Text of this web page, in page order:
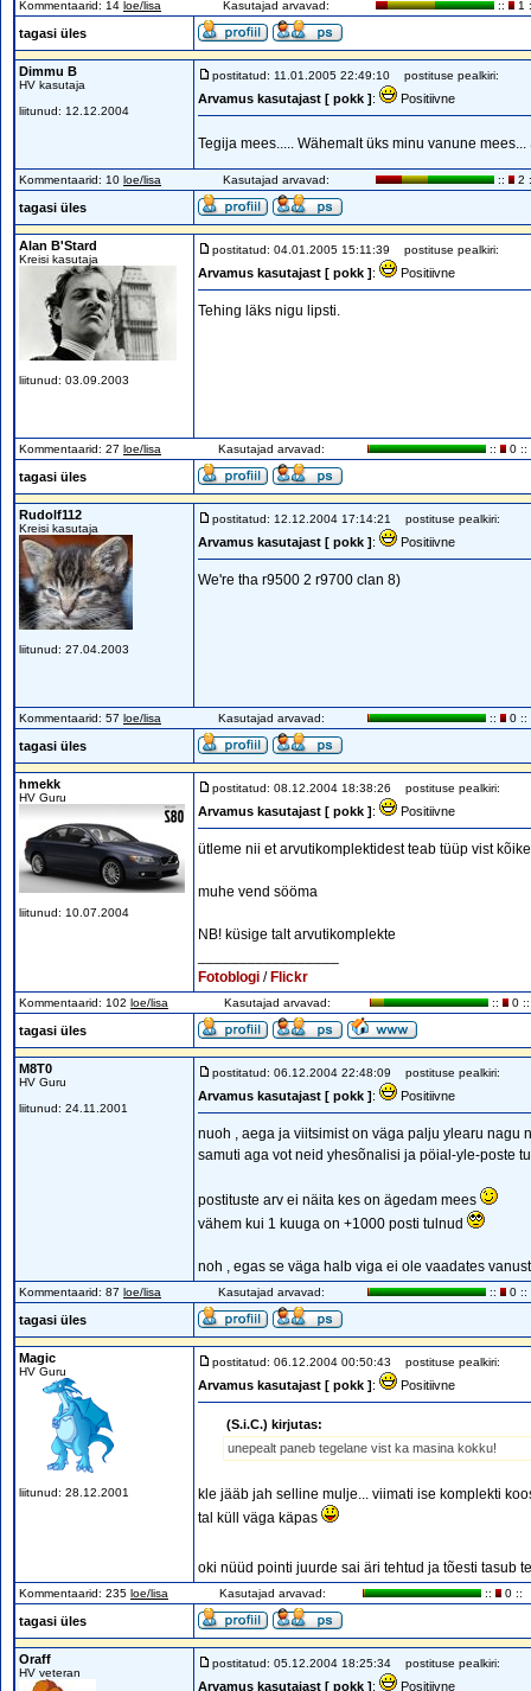
Kommentaarid: 14 loe/lisa Kasutajad arvavad: :: 1
tagasi üles
Dimmu B
HV kasutaja
liitunud: 12.12.2004
postitatud: 11.01.2005 22:49:10 postituse pealkiri:
Arvamus kasutajast [ pokk ]: Positiivne
Tegija mees..... Wähemalt üks minu vanune
Kommentaarid: 10 loe/lisa Kasutajad arvavad: :: 2
tagasi üles
Alan B'Stard
Kreisi kasutaja
liitunud: 03.09.2003
postitatud: 04.01.2005 15:11:39 postituse pealkiri:
Arvamus kasutajast [ pokk ]: Positiivne
Tehing läks nigu lipsti.
Kommentaarid: 27 loe/lisa Kasutajad arvavad: :: 0 ::
tagasi üles
Rudolf112
Kreisi kasutaja
liitunud: 27.04.2003
postitatud: 12.12.2004 17:14:21 postituse pealkiri:
Arvamus kasutajast [ pokk ]: Positiivne
We're tha r9500 2 r9700 clan 8)
Kommentaarid: 57 loe/lisa Kasutajad arvavad: :: 0 ::
tagasi üles
hmekk
HV Guru
liitunud: 10.07.2004
postitatud: 08.12.2004 18:38:26 postituse pealkiri:
Arvamus kasutajast [ pokk ]: Positiivne
ütleme nii et arvutikomplektidest teab tüüp vist kõike
muhe vend sööma
NB! küsige talt arvutikomplekte
Fotoblogi / Flickr
Kommentaarid: 102 loe/lisa Kasutajad arvavad: :: 0 ::
tagasi üles
M8T0
HV Guru
liitunud: 24.11.2001
postitatud: 06.12.2004 22:48:09 postituse pealkiri:
Arvamus kasutajast [ pokk ]: Positiivne
nuoh , aega ja viitsimist on väga palju ylearu nagu
samuti aga vot neid yhesõnalisi ja pöial-yle-poste
postituste arv ei näita kes on ägedam mees
vähem kui 1 kuuga on +1000 posti tulnud
noh , egas se väga halb viga ei ole vaadates
Kommentaarid: 87 loe/lisa Kasutajad arvavad: :: 0 ::
tagasi üles
Magic
HV Guru
liitunud: 28.12.2001
postitatud: 06.12.2004 00:50:43 postituse pealkiri:
Arvamus kasutajast [ pokk ]: Positiivne
(S.i.C.) kirjutas:
unepealt paneb tegelane vist ka masina kokku!
kle jääb jah selline mulje... viimati ise komplekti
tal küll väga käpas
oki nüüd pointi juurde sai äri tehtud ja tõesti tasub
Kommentaarid: 235 loe/lisa Kasutajad arvavad: :: 0 ::
tagasi üles
Oraff
HV veteran
postitatud: 05.12.2004 18:25:34 postituse pealkiri:
Arvamus kasutajast [ pokk ]: Positiivne